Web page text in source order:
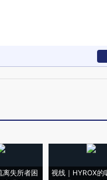
离失所者困
视线｜HYROX的